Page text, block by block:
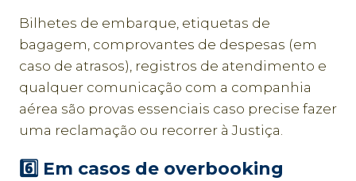
Bilhetes de embarque, etiquetas de
bagagem, comprovantes de despesas (em
caso de atrasos), registros de atendimento e
qualquer comunicação com a companhia
aérea são provas essenciais caso precise fazer
uma reclamação ou recorrer à Justiça.
6️⃣ Em casos de overbooking